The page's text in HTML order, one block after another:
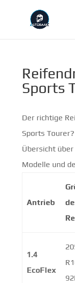
Sports
Der richtige
Sports
Übersicht
Modelle und
Antrieb
1.4
EcoFlex